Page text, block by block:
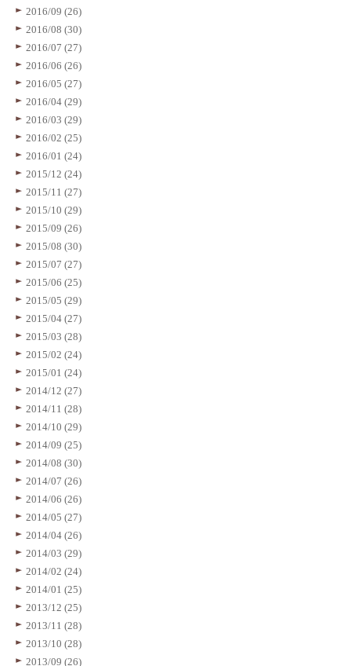
2016/09 (26)
2016/08 (30)
2016/07 (27)
2016/06 (26)
2016/05 (27)
2016/04 (29)
2016/03 (29)
2016/02 (25)
2016/01 (24)
2015/12 (24)
2015/11 (27)
2015/10 (29)
2015/09 (26)
2015/08 (30)
2015/07 (27)
2015/06 (25)
2015/05 (29)
2015/04 (27)
2015/03 (28)
2015/02 (24)
2015/01 (24)
2014/12 (27)
2014/11 (28)
2014/10 (29)
2014/09 (25)
2014/08 (30)
2014/07 (26)
2014/06 (26)
2014/05 (27)
2014/04 (26)
2014/03 (29)
2014/02 (24)
2014/01 (25)
2013/12 (25)
2013/11 (28)
2013/10 (28)
2013/09 (26)